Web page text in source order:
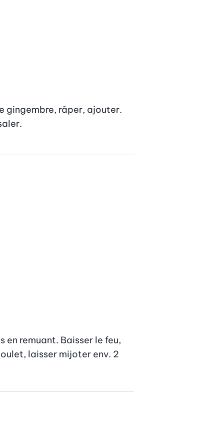
gingembre, râper, ajouter.
remuant. Baisser le feu,
laisser mijoter env. 2